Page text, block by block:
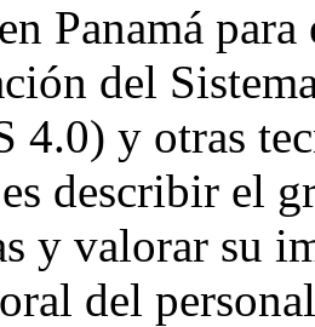
Panamá
del
4.0) y otras
describir el
y valorar su
del